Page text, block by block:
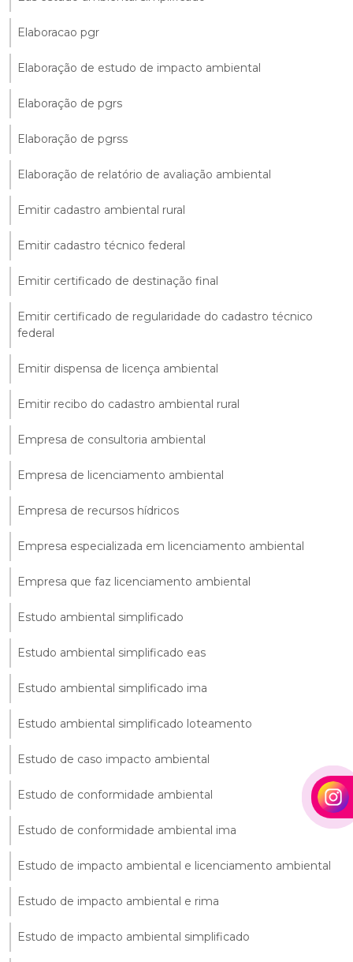
Elaboracao pgr
Elaboração de estudo de impacto ambiental
Elaboração de pgrs
Elaboração de pgrss
Elaboração de relatório de avaliação ambiental
Emitir cadastro ambiental rural
Emitir cadastro técnico federal
Emitir certificado de destinação final
Emitir certificado de regularidade do cadastro técnico
federal
Emitir dispensa de licença ambiental
Emitir recibo do cadastro ambiental rural
Empresa de consultoria ambiental
Empresa de licenciamento ambiental
Empresa de recursos hídricos
Empresa especializada em licenciamento ambiental
Empresa que faz licenciamento ambiental
Estudo ambiental simplificado
Estudo ambiental simplificado eas
Estudo ambiental simplificado ima
Estudo ambiental simplificado loteamento
Estudo de caso impacto ambiental
Estudo de conformidade ambiental
Estudo de conformidade ambiental ima
Estudo de impacto ambiental e licenciamento ambiental
Estudo de impacto ambiental e rima
Estudo de impacto ambiental simplificado